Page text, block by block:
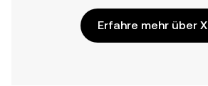
Erfahre mehr über